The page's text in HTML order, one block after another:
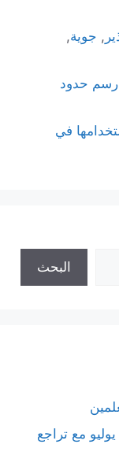
, جوية,
رسم حدود
في
البحث
مع تراجع